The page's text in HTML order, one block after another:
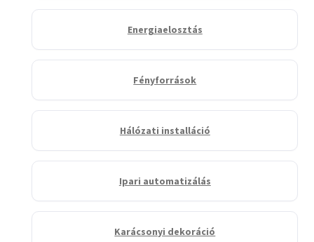
Energiaelosztás
Fényforrások
Hálózati installáció
Ipari automatizálás
Karácsonyi dekoráció